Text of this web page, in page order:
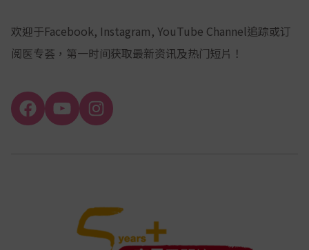
欢迎于Facebook, Instagram, YouTube Channel追踪或订
阅医专荟，第一时间获取最新资讯及热门短片！
Facebook
YouTube
Channel
Instagram